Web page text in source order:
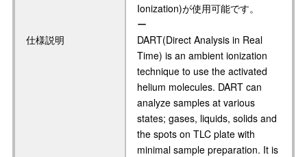
仕様説明
Ionization)が使用可能です。
ー
DART(Direct Analysis in Real
Time) is an ambient ionization
technique to use the activated
helium molecules. DART can
analyze samples at various
states; gases, liquids, solids and
the spots on TLC plate with
minimal sample preparation. It is